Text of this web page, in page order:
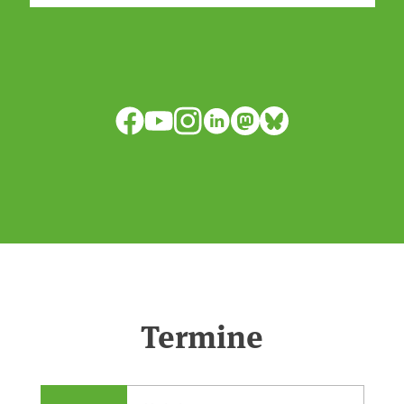
anpassen?🤔Antworten auf diese und
Termine